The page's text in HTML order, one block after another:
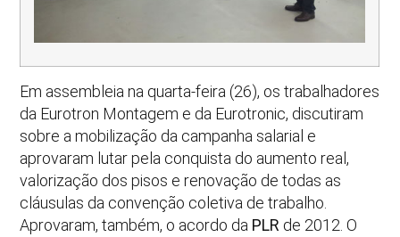
Em assembleia na quarta-feira (26), os trabalhadores
da Eurotron Montagem e da Eurotronic, discutiram
sobre a mobilização da campanha salarial e
aprovaram lutar pela conquista do aumento real,
valorização dos pisos e renovação de todas as
cláusulas da convenção coletiva de trabalho.
Aprovaram, também, o acordo da PLR de 2012. O